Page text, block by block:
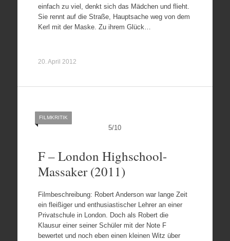
einfach zu viel, denkt sich das Mädchen und flieht.
Sie rennt auf die Straße, Hauptsache weg von dem
Kerl mit der Maske. Zu ihrem Glück…
20. April 2012
5/10
FILMKRITIK
F – London Highschool-
Massaker (2011)
Filmbeschreibung: Robert Anderson war lange Zeit
ein fleißiger und enthusiastischer Lehrer an einer
Privatschule in London. Doch als Robert die
Klausur einer seiner Schüler mit der Note F
bewertet und noch eben einen kleinen Witz über